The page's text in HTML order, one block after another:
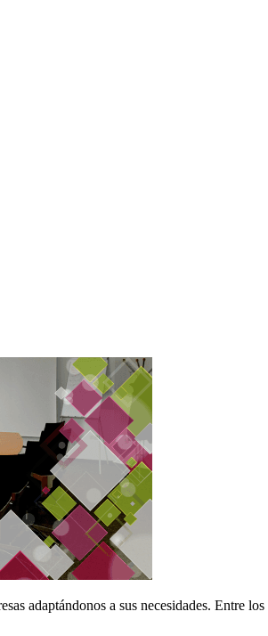
adaptándonos a sus necesidades. Entre